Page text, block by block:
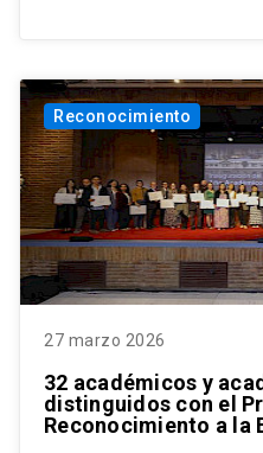
Reconocimiento
27 marzo 2026
32 académicos y
distinguidos con el
Reconocimiento a la